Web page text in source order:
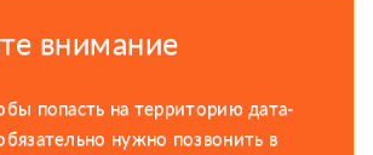
внимание
попасть на территорию дата-
нужно позвонить в